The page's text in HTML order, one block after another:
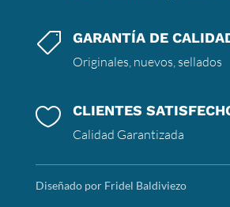
 GARANTÍA DE
Originales, nuevos, sellados
 CLIENTES
Calidad Garantizada
Diseñado por Fridel Baldiviezo